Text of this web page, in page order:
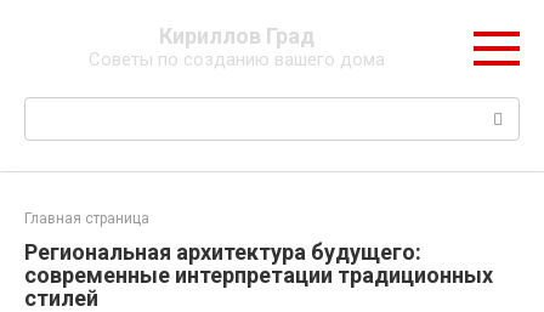
Кириллов Град
Советы по созданию вашего дома
Поиск:
Главная страница
Региональная архитектура будущего:
современные интерпретации традиционных
стилей